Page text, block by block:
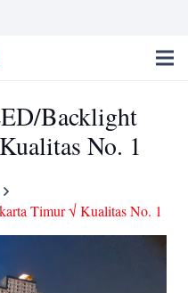
Backlight
No. 1
Timur √ Kualitas No. 1